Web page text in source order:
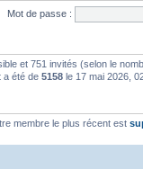
Mot de passe :
et 751 invités (selon le
a été de 5158 le 17 mai 2026,
membre le plus récent est